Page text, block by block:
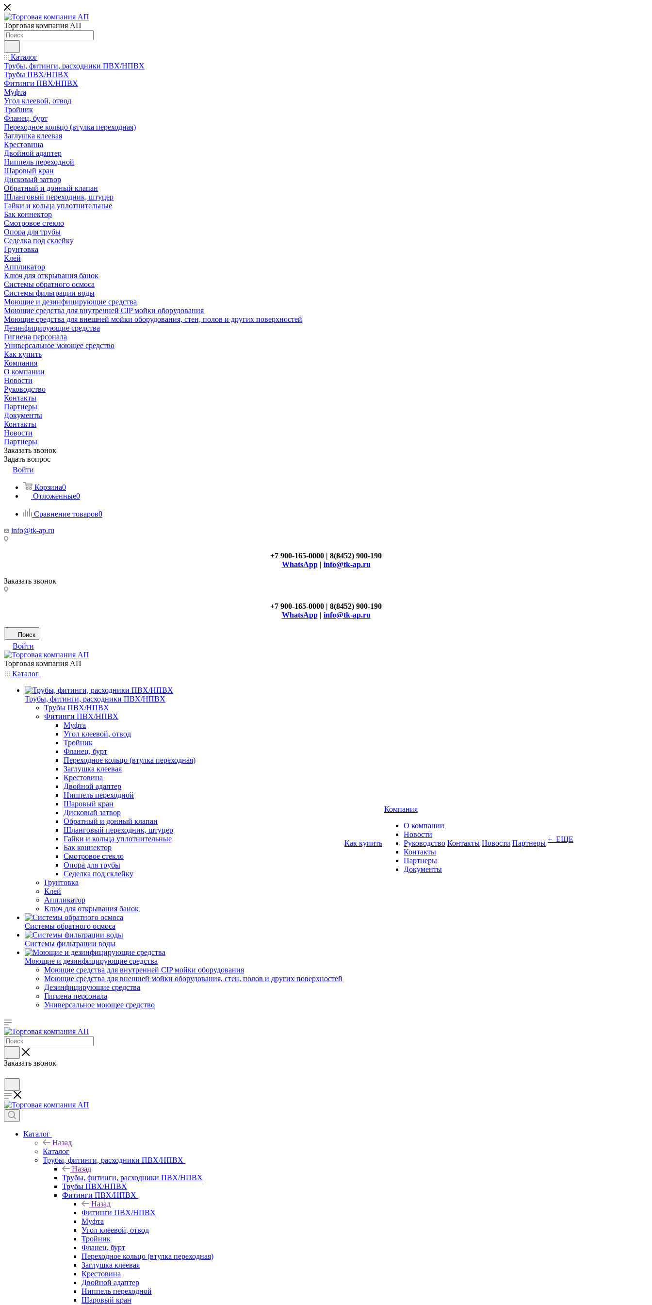
Торговая компания АП
Каталог
Трубы, фитинги, расходники ПВХ/НПВХ
Трубы ПВХ/НПВХ
Фитинги ПВХ/НПВХ
Муфта
Угол клеевой, отвод
Тройник
Фланец, бурт
Переходное кольцо (втулка переходная)
Заглушка клеевая
Крестовина
Двойной адаптер
Ниппель переходной
Шаровый кран
Дисковый затвор
Обратный и донный клапан
Шланговый переходник, штуцер
Гайки и кольца уплотнительные
Бак коннектор
Смотровое стекло
Опора для трубы
Седелка под склейку
Грунтовка
Клей
Аппликатор
Ключ для открывания банок
Системы обратного осмоса
Системы фильтрации воды
Моющие и дезинфицирующие средства
Моющие средства для внутренней CIP мойки оборудования
Моющие средства для внешней мойки оборудования, стен, полов и других поверхностей
Дезинфицирующие средства
Гигиена персонала
Универсальное моющее средство
Как купить
Компания
О компании
Новости
Руководство
Контакты
Партнеры
Документы
Контакты
Новости
Партнеры
Заказать звонок
Задать вопрос
Войти
Корзина0
Отложенные0
Сравнение товаров0
info@tk-ap.ru
+7 900-165-0000 | 8(8452) 900-190
WhatsApp| info@tk-ap.ru
Заказать звонок
+7 900-165-0000 | 8(8452) 900-190
WhatsApp| info@tk-ap.ru
Поиск
Войти
Торговая компания АП
Каталог
Трубы, фитинги, расходники ПВХ/НПВХ
Трубы ПВХ/НПВХ
Фитинги ПВХ/НПВХ
Муфта
Угол клеевой, отвод
Тройник
Фланец, бурт
Переходное кольцо (втулка переходная)
Заглушка клеевая
Крестовина
Двойной адаптер
Ниппель переходной
Шаровый кран
Дисковый затвор
Обратный и донный клапан
Шланговый переходник, штуцер
Гайки и кольца уплотнительные
Бак коннектор
Смотровое стекло
Опора для трубы
Седелка под склейку
Грунтовка
Клей
Аппликатор
Ключ для открывания банок
Системы обратного осмоса
Системы фильтрации воды
Моющие и дезинфицирующие средства
Моющие средства для внутренней CIP мойки оборудования
Моющие средства для внешней мойки оборудования, стен, полов и других поверхностей
Дезинфицирующие средства
Гигиена персонала
Универсальное моющее средство
Как купить
Компания
О компании
Новости
Руководство
Контакты
Партнеры
Документы
Контакты Новости Партнеры + ЕЩЕ
Заказать звонок
Каталог
Назад
Каталог
Трубы, фитинги, расходники ПВХ/НПВХ
Назад
Трубы, фитинги, расходники ПВХ/НПВХ
Трубы ПВХ/НПВХ
Фитинги ПВХ/НПВХ
Назад
Фитинги ПВХ/НПВХ
Муфта
Угол клеевой, отвод
Тройник
Фланец, бурт
Переходное кольцо (втулка переходная)
Заглушка клеевая
Крестовина
Двойной адаптер
Ниппель переходной
Шаровый кран